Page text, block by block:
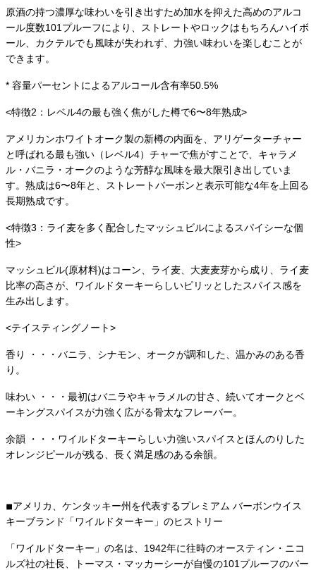
原酒の持つ濃厚な味わいを引き出すため加水を抑えた高めのアルコ
ール度数101プルーフにより、ストレートやロックはもちろんハイボ
ール、カクテルでも風味が失われず、力強い味わいを楽しむことが
できます。
* 容量パーセントによるアルコール含有率50.5%
<特徴2：レベル4の最も強く焦がした樽で6〜8年熟成>
アメリカンホワイトオーク製の新樽の内面を、アリゲーターチャー
と呼ばれる最も強い（レベル4）チャーで焦がすことで、キャラメ
ル・バニラ・オークのような芳醇な風味を最大限引き出していま
す。熟成は6〜8年と、ストレートバーボンと表示可能な4年を上回る
長期熟成です。
<特徴3：ライ麦を多く配合したマッシュビルによるスパイシーな個
性>
マッシュビル(原材料)はコーン、ライ麦、大麦麦芽から成り、ライ麦
比率の高さが、ワイルドターキーらしいピリッとしたスパイス感を
生み出します。
<テイスティングノート>
香り ・・・バニラ、シナモン、オークが調和した、温かみのある香
り。
味わい ・・・最初はバニラやキャラメルの甘さ、続いてオークとベ
ーキングスパイスが力強く広がる骨太なフレーバー。
余韻 ・・・ワイルドターキーらしい力強いスパイスとほんのりした
オレンジピールが残る、長く満足感のある余韻。
◾︎アメリカ、ケンタッキー州を代表するプレミアム バーボンウイス
キーブランド「ワイルドターキー」のヒストリー
「ワイルドターキー」の名は、1942年に往時のオースティン・ニコ
ルズ社の社長、トーマス・マッカーシーが自慢の101プルーフのバー